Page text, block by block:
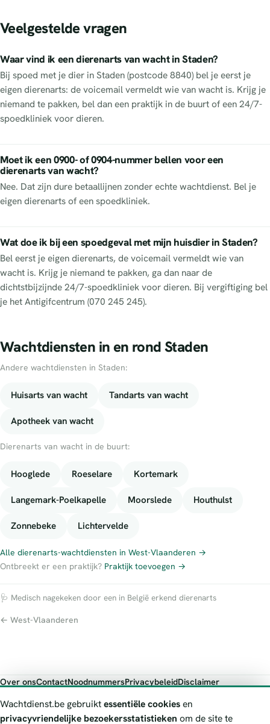
Veelgestelde vragen
Waar vind ik een dierenarts van wacht in Staden?
Bij spoed met je dier in Staden (postcode 8840) bel je eerst je
eigen dierenarts: de voicemail vermeldt wie van wacht is. Krijg je
niemand te pakken, bel dan een praktijk in de buurt of een 24/7-
spoedkliniek voor dieren.
Moet ik een 0900- of 0904-nummer bellen voor een
dierenarts van wacht?
Nee. Dat zijn dure betaallijnen zonder echte wachtdienst. Bel je
eigen dierenarts of een spoedkliniek.
Wat doe ik bij een spoedgeval met mijn huisdier in Staden?
Bel eerst je eigen dierenarts, de voicemail vermeldt wie van
wacht is. Krijg je niemand te pakken, ga dan naar de
dichtstbijzijnde 24/7-spoedkliniek voor dieren. Bij vergiftiging bel
je het Antigifcentrum (070 245 245).
Wachtdiensten in en rond Staden
Andere wachtdiensten in Staden:
Huisarts van wacht Tandarts van wacht
Apotheek van wacht
Dierenarts van wacht in de buurt:
Hooglede Roeselare Kortemark
Langemark-Poelkapelle Moorslede Houthulst
Zonnebeke Lichtervelde
Alle dierenarts-wachtdiensten in West-Vlaanderen →
Ontbreekt er een praktijk? Praktijk toevoegen →
🩺 Medisch nagekeken door een in België erkend dierenarts
← West-Vlaanderen
Over onsContactNoodnummersPrivacybeleidDisclaimer
Wachtdienst.be toont publieke wachtdienst-informatie ter oriëntatie.
Wachtdienst.be gebruiktessentiële cookiesen
privacyvriendelijke bezoekersstatistieken om de site te